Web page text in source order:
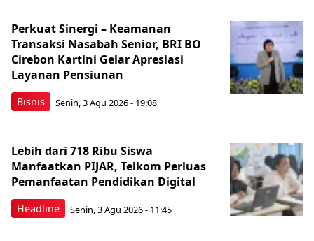
Bisnis
Perkuat Sinergi – Keamanan
Transaksi Nasabah Senior, BRI BO
Cirebon Kartini Gelar Apresiasi
Layanan Pensiunan
Senin, 3 Agu 2026 - 19:08
Headline
Lebih dari 718 Ribu Siswa
Manfaatkan PIJAR, Telkom Perluas
Pemanfaatan Pendidikan Digital
Senin, 3 Agu 2026 - 11:45